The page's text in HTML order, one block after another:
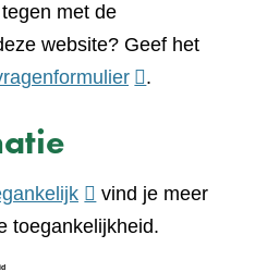
met de
website? Geef het
(verwijst
website)
.
(verwijst
naar
vind je meer
toegankelijkheid.